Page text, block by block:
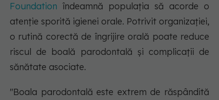
Foundation îndeamnă populația să acorde o
atenție sporită igienei orale. Potrivit organizației,
o rutină corectă de îngrijire orală poate reduce
riscul de boală parodontală și complicații de
sănătate asociate.
"Boala parodontală este extrem de răspândită